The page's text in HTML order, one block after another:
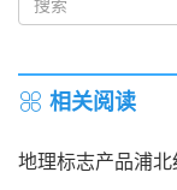
相关阅读
地理标志产品浦